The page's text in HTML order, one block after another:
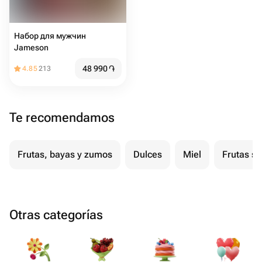
Набор для мужчин
Jameson
4.85213 48 990֏
Te recomendamos
Frutas, bayas y zumos Dulces Miel Frutas
Otras categorías